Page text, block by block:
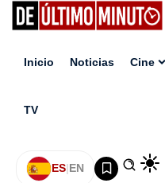
Inicio Noticias Cine
TV
ES|EN